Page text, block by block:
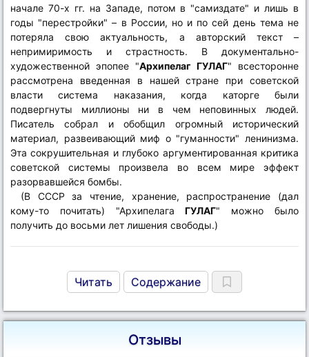
начале 70-х гг. на Западе, потом в "самиздате" и лишь в
годы "перестройки" – в России, но и по сей день тема не
потеряла свою актуальность, а авторский текст –
непримиримость и страстность. В документально-
художественной эпопее "Архипелаг ГУЛАГ" всесторонне
рассмотрена введенная в нашей стране при советской
власти система наказания, когда каторге были
подвергнуты миллионы ни в чем неповинных людей.
Писатель собрал и обобщил огромный исторический
материал, развеивающий миф о "гуманности" ленинизма.
Эта сокрушительная и глубоко аргументированная критика
советской системы произвела во всем мире эффект
разорвавшейся бомбы.
(В СССР за чтение, хранение, распространение (дал
кому-то почитать) "АрхипелагаГУЛАГ" можно было
получить до восьми лет лишения свободы.)
Читать Содержание
Отзывы